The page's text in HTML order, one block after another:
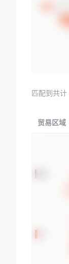
匹配到共计
贸易区域